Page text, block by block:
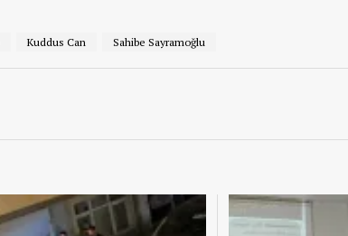
Kuddus Can Sahibe Sayramoğlu